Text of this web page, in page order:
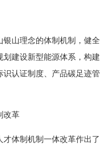
山理念的体制机制，健全
建设新型能源体系，构建
认证制度、产品碳足迹管
制改革
体制机制一体改革作出了